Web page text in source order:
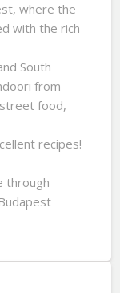
where the
with the rich
South
from
food,
recipes!
through